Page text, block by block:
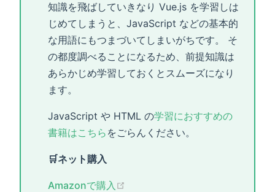
知識を飛ばしていきなり Vue.js を学習しは
じめてしまうと、JavaScript などの基本的
な用語にもつまづいてしまいがちです。 そ
の都度調べることになるため、前提知識は
あらかじめ学習しておくとスムーズになり
ます。
JavaScript や HTML の学習におすすめの
書籍はこちら をごらんください。
🛒ネット購入
Amazonで購入